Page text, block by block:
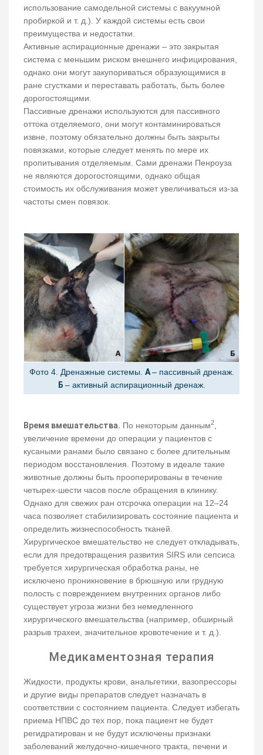
использование самодельной системы с вакуумной
пробиркой и т. д.). У каждой системы есть свои
преимущества и недостатки.
Активные аспирационные дренажи – это закрытая
система с меньшим риском внешнего инфицирования,
однако они могут закупориваться образующимися в
ране сгустками и переставать работать, быть более
дорогостоящими.
Пассивные дренажи используются для пассивного
оттока отделяемого, они могут контаминироваться
извне, поэтому обязательно должны быть закрыты
повязками, которые следует менять по мере их
пропитывания отделяемым. Сами дренажи Пенроуза
не являются дорогостоящими, однако общая
стоимость их обслуживания может увеличиваться из-за
частоты смен повязок.
Фото 4. Дренажные системы. А– пассивный дренаж.
Б – активный аспирационный дренаж.
Время вмешательства. По некоторым данным2
увеличение времени до операции у пациентов с
кусаными ранами было связано с более длительным
периодом восстановления. Поэтому в идеале такие
животные должны быть прооперированы в течение
четырех-шести часов после обращения в клинику.
Однако для свежих ран отсрочка операции на 12–24
часа позволяет стабилизировать состояние пациента и
определить жизнеспособность тканей.
Хирургическое вмешательство не следует откладывать,
если для предотвращения развития SIRS или сепсиса
требуется хирургическая обработка раны, не
исключено проникновение в брюшную или грудную
полость с повреждением внутренних органов либо
существует угроза жизни без немедленного
хирургического вмешательства (например, обширный
разрыв трахеи, значительное кровотечение и т. д.).
Медикаментозная терапия
Жидкости, продукты крови, анальгетики, вазопрессоры
и другие виды препаратов следует назначать в
соответствии с состоянием пациента. Следует избегать
приема НПВС до тех пор, пока пациент не будет
регидратирован и не будут исключены признаки
заболеваний желудочно-кишечного тракта, печени и